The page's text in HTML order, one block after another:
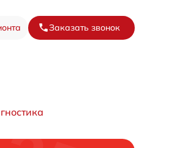
Заказать звонок